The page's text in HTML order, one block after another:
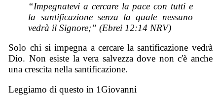
“Impegnatevi a cercare la pace con tutti e
la santificazione senza la quale nessuno
vedrà il Signore;” (Ebrei 12:14 NRV)
Solo chi si impegna a cercare la santificazione vedrà
Dio. Non esiste la vera salvezza dove non c'è anche
una crescita nella santificazione.
Leggiamo di questo in 1Giovanni